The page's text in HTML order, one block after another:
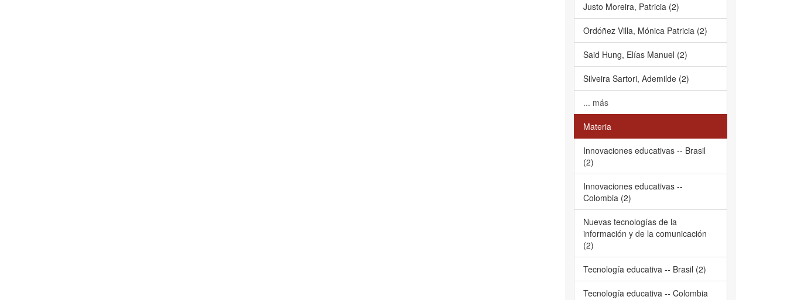
Justo Moreira, Patricia (2)
Ordóñez Villa, Mónica Patricia (2)
Said Hung, Elías Manuel (2)
Silveira Sartori, Ademilde (2)
... más
Materia
Innovaciones educativas -- Brasil
(2)
Innovaciones educativas --
Colombia (2)
Nuevas tecnologías de la
información y de la comunicación
(2)
Tecnología educativa -- Brasil (2)
Tecnología educativa -- Colombia